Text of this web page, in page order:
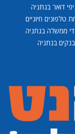
דואר בנתניה
טלפונים חיוניים
ממשלה בנתניה
בנקים בנתניה